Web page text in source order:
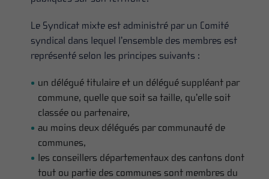
Le Syndicat mixte est administré par un Comité
syndical dans lequel l’ensemble des membres est
représenté selon les principes suivants :
un délégué titulaire et un délégué suppléant par
commune, quelle que soit sa taille, qu’elle soit
classée ou partenaire,
au moins deux délégués par communauté de
communes,
les conseillers départementaux des cantons dont
tout ou partie des communes sont membres du